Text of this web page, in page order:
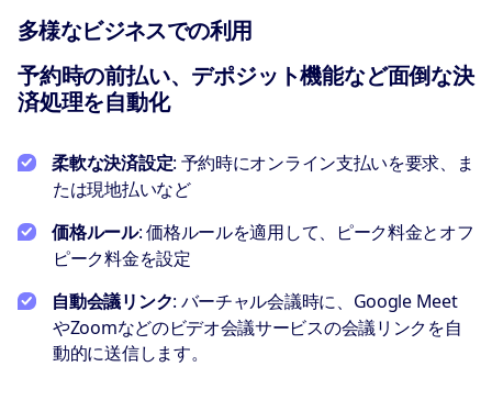
多様なビジネスでの利用
予約時の前払い、デポジット機能など面倒な決
済処理を自動化
柔軟な決済設定: 予約時にオンライン支払いを要求、ま
たは現地払いなど
価格ルール: 価格ルールを適用して、ピーク料金とオフ
ピーク料金を設定
自動会議リンク: バーチャル会議時に、Google Meet
やZoomなどのビデオ会議サービスの会議リンクを自
動的に送信します。